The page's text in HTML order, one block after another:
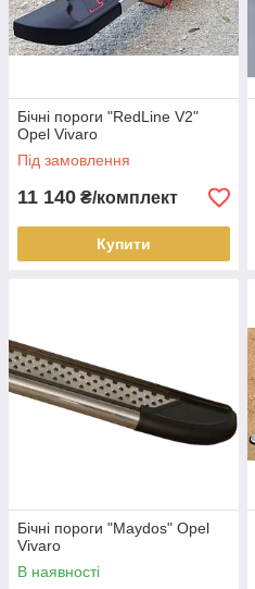
Бічні пороги "RedLine V2"
Opel Vivaro
Під замовлення
11 140 ₴/комплект
Купити
Бічні пороги "Maydos" Opel
Vivaro
В наявності